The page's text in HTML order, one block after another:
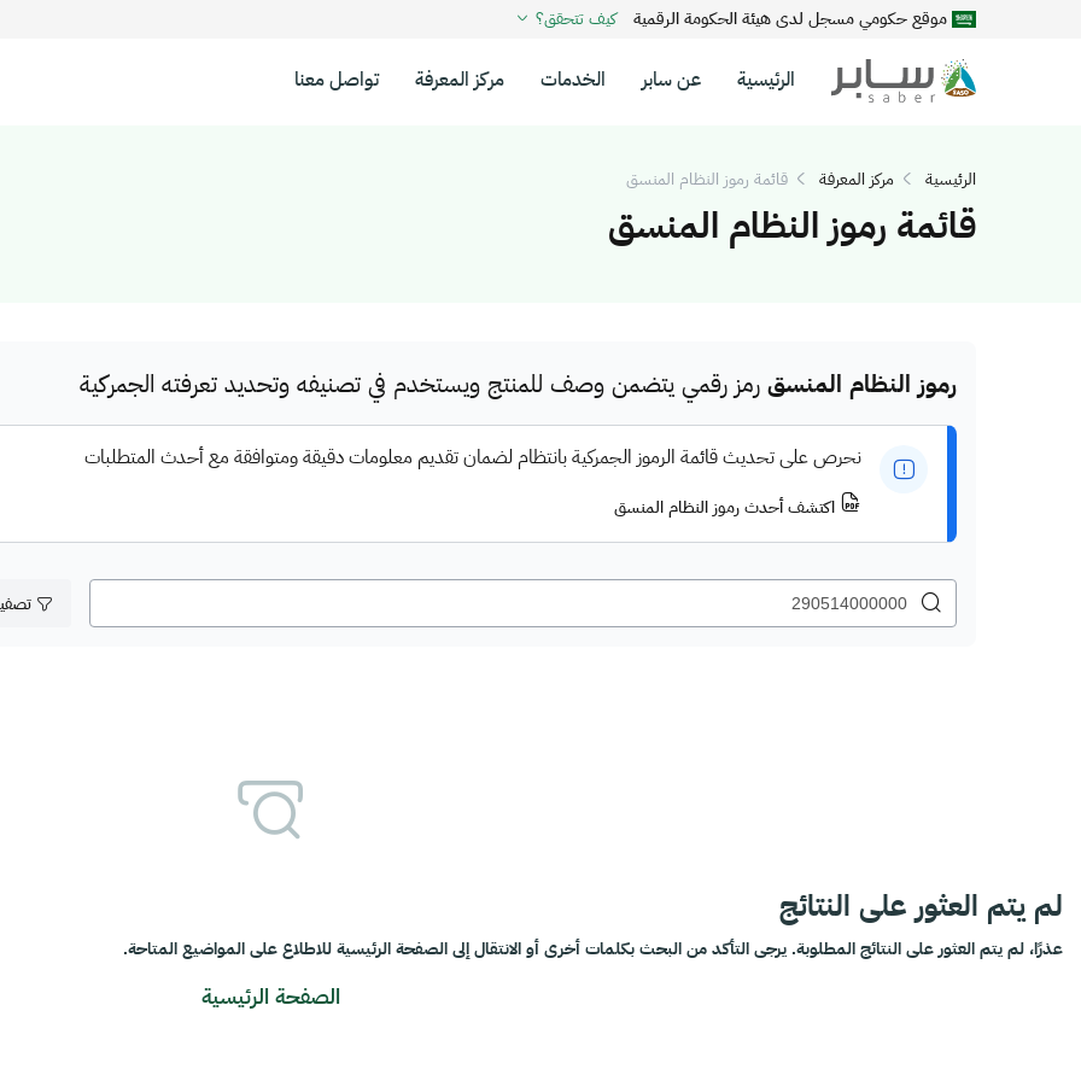
موقع حكومي مسجل لدى هيئة الحكومة الرقمية كيف تتحقق؟
الرئيسية عن سابر الخدمات مركز المعرفة تواصل معنا
الرئيسية مركز المعرفة قائمة رموز النظام المنسق
قائمة رموز النظام المنسق
رموز النظام المنسق رمز رقمي يتضمن وصف للمنتج ويستخدم في تصنيفه وتحديد تعرفته الجمركية
نحرص على تحديث قائمة الرموز الجمركية بانتظام لضمان تقديم معلومات دقيقة ومتوافقة مع أحدث المتطلبات
اكتشف أحدث رموز النظام المنسق
لم يتم العثور على النتائج
عذرًا، لم يتم العثور على النتائج المطلوبة. يرجى التأكد من البحث بكلمات أخرى أو الانتقال إلى الصفحة الرئيسية للاطلاع على المواضيع المتاحة.
الصفحة الرئيسية